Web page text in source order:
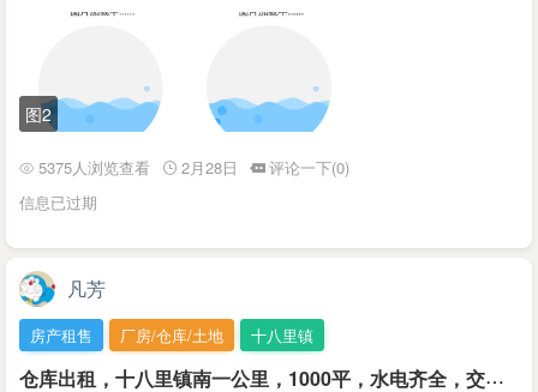
图2
5375人浏览查看 2月28日
评论一下(0)
信息已过期
凡芳
房产租售 厂房/仓库/土地 十八里镇
仓
库出租，十八里镇南一公里，1000平，水电齐全，交通便利，位置优越！